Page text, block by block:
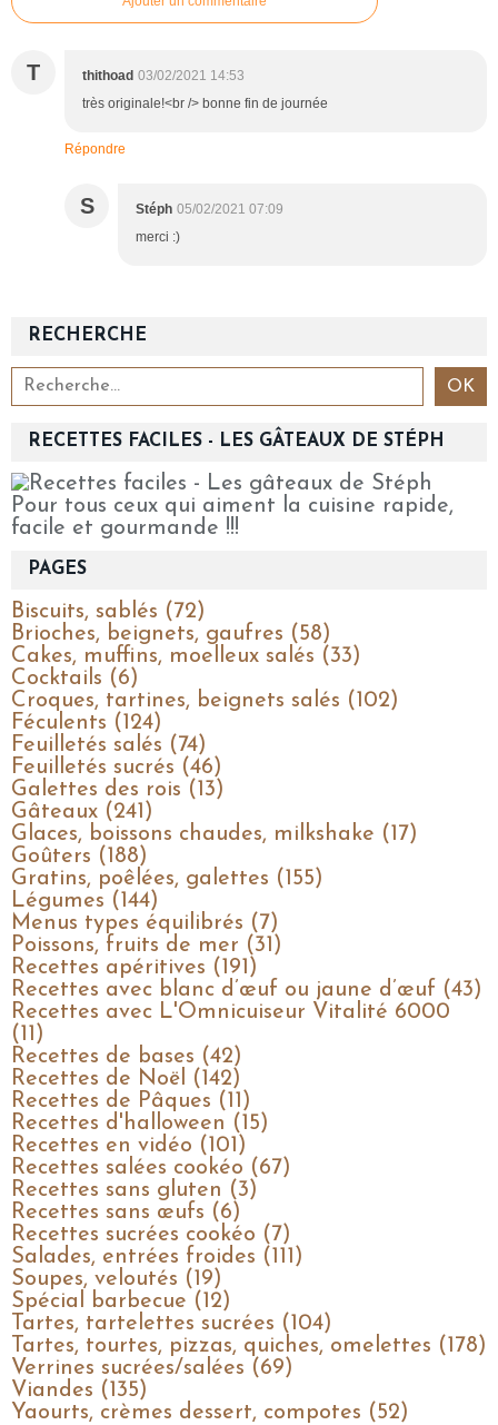
T thithoad 03/02/2021 14:53
très originale!<br /> bonne fin de journée
Répondre
S Stéph 05/02/2021 07:09
merci :)
RECHERCHE
RECETTES FACILES - LES GÂTEAUX DE STÉPH
Pour tous ceux qui aiment la cuisine rapide,
facile et gourmande !!!
PAGES
Biscuits, sablés (72)
Brioches, beignets, gaufres (58)
Cakes, muffins, moelleux salés (33)
Cocktails (6)
Croques, tartines, beignets salés (102)
Féculents (124)
Feuilletés salés (74)
Feuilletés sucrés (46)
Galettes des rois (13)
Gâteaux (241)
Glaces, boissons chaudes, milkshake (17)
Goûters (188)
Gratins, poêlées, galettes (155)
Légumes (144)
Menus types équilibrés (7)
Poissons, fruits de mer (31)
Recettes apéritives (191)
Recettes avec blanc d’œuf ou jaune d’œuf (43)
Recettes avec L'Omnicuiseur Vitalité 6000
(11)
Recettes de bases (42)
Recettes de Noël (142)
Recettes de Pâques (11)
Recettes d'halloween (15)
Recettes en vidéo (101)
Recettes salées cookéo (67)
Recettes sans gluten (3)
Recettes sans œufs (6)
Recettes sucrées cookéo (7)
Salades, entrées froides (111)
Soupes, veloutés (19)
Spécial barbecue (12)
Tartes, tartelettes sucrées (104)
Tartes, tourtes, pizzas, quiches, omelettes (178)
Verrines sucrées/salées (69)
Viandes (135)
Yaourts, crèmes dessert, compotes (52)